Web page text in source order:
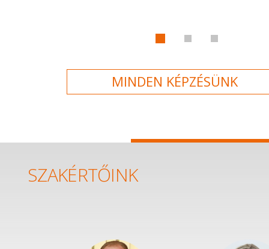
MINDEN KÉPZÉSÜNK
SZAKÉRTŐINK